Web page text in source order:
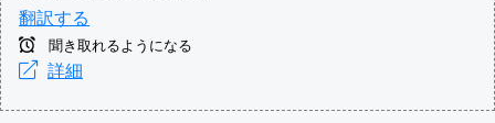
翻訳する
聞き取れるようになる
詳細